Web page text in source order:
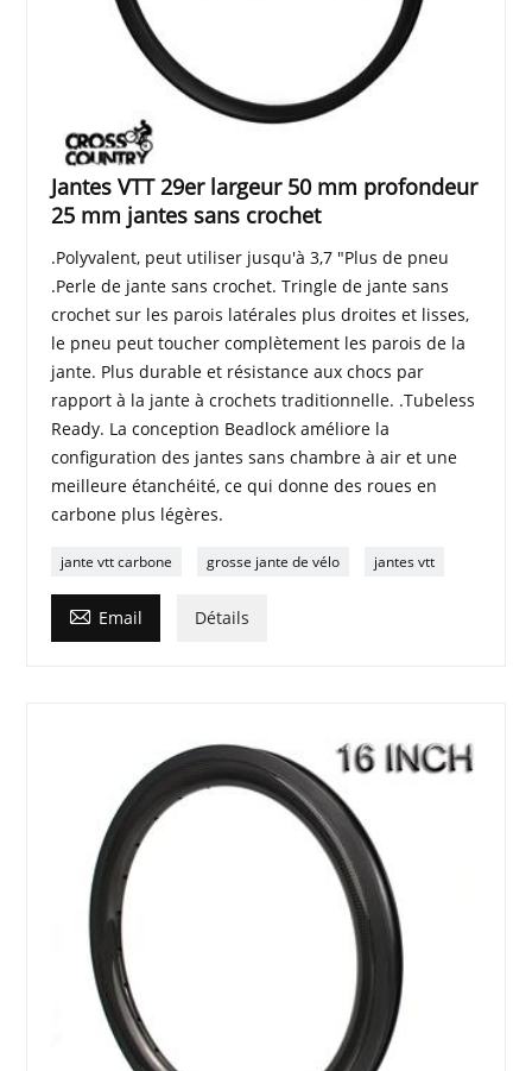
Jantes VTT 29er largeur 50 mm profondeur
25 mm jantes sans crochet
.Polyvalent, peut utiliser jusqu'à 3,7 "Plus de pneu
.Perle de jante sans crochet. Tringle de jante sans
crochet sur les parois latérales plus droites et lisses,
le pneu peut toucher complètement les parois de la
jante. Plus durable et résistance aux chocs par
rapport à la jante à crochets traditionnelle. .Tubeless
Ready. La conception Beadlock améliore la
configuration des jantes sans chambre à air et une
meilleure étanchéité, ce qui donne des roues en
carbone plus légères.
jante vtt carbone grosse jante de vélo jantes vtt
 Email Détails